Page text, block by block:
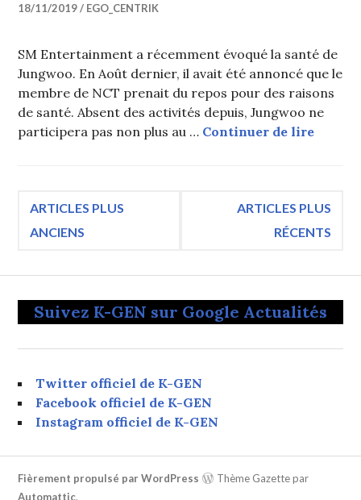
18/11/2019 EGO_CENTRIK
SM Entertainment a récemment évoqué la santé de
Jungwoo. En Août dernier, il avait été annoncé que le
membre de NCT prenait du repos pour des raisons
de santé. Absent des activités depuis, Jungwoo ne
participera pas non plus au … Continuer de lireSM
Navigation
articles
ARTICLES PLUS
ANCIENS
ARTICLES PLUS
RÉCENTS
Suivez K-GEN sur Google Actualités
Twitter officiel de K-GEN
Facebook officiel de K-GEN
Instagram officiel de K-GEN
Fièrement propulsé par WordPress
Thème Gazette par
Automattic.